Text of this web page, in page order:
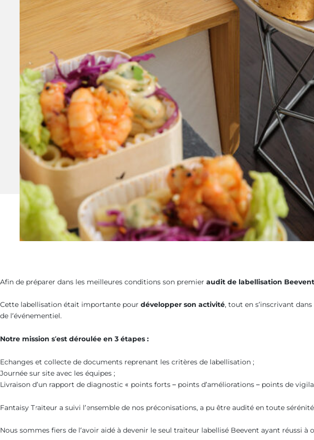
Afin de préparer dans les meilleures conditions son premier audit de labellisation Beevent
Cette labellisation était importante pour développer son activité, tout en s’inscrivant
de l’événementiel.
Notre mission s’est déroulée en 3 étapes :
Echanges et collecte de documents reprenant les critères de labellisation ;
Journée sur site avec les équipes ;
Livraison d’un rapport de diagnostic « points forts – points d’améliorations – points de
Fantaisy Traiteur a suivi l’ensemble de nos préconisations, a pu être audité en toute
Nous sommes fiers de l’avoir aidé à devenir le seul traiteur labellisé Beevent ayant réussi à